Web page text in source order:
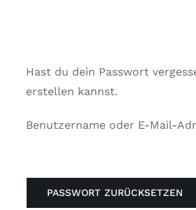
Hast du dein Passwort
erstellen kannst.
Benutzername oder E-Mail-
PASSWORT ZURÜCKSETZEN